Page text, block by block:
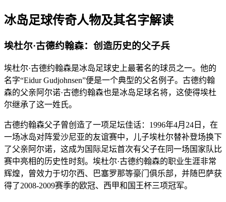
冰岛足球传奇人物及其名字解读
埃杜尔·古德约翰森：创造历史的父子兵
埃杜尔·古德约翰森是冰岛足球史上最著名的球员之一。他的
名字“Eidur Gudjohnsen”便是一个典型的父名例子。古德约翰
森的父亲阿尔诺·古德约翰森也是冰岛足球名将，这使得埃杜
尔继承了这一姓氏。
古德约翰森父子曾创造了一项足坛佳话：1996年4月24日，在
一场冰岛对阵爱沙尼亚的友谊赛中，儿子埃杜尔替补登场换下
了父亲阿尔诺，这成为国际足坛首次有父子在同一场国家队比
赛中亮相的历史性时刻。埃杜尔·古德约翰森的职业生涯非常
辉煌，曾效力于切尔西、巴塞罗那等豪门俱乐部，并随巴萨获
得了2008-2009赛季的欧冠、西甲和国王杯三项冠军。